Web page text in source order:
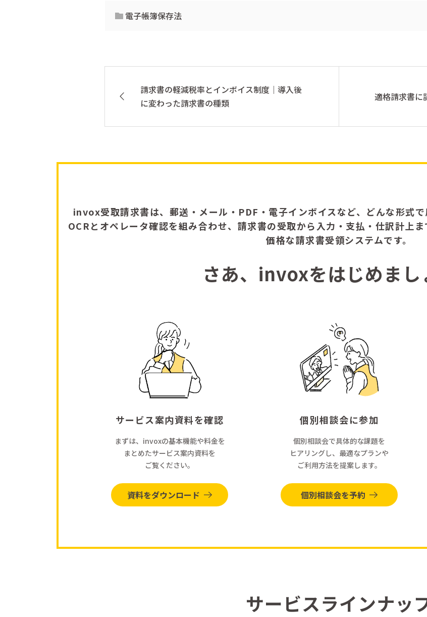
電子帳簿保存法
請求書の軽減税率とインボイス制度｜導入後
に変わった請求書の種類
適格請求書に
invox受取請求書は、郵送・メール・PDF・電子インボイスなど、どんな形式
OCRとオペレータ確認を組み合わせ、請求書の受取から入力・支払・仕訳計上
価格な請求書受領システムです。
さあ、invoxをはじめまし
サービス案内資料を確認
まずは、invoxの基本機能や料金を
まとめたサービス案内資料を
ご覧ください。
資料をダウンロード
個別相談会に参加
個別相談会で具体的な課題を
ヒアリングし、最適なプランや
ご利用方法を提案します。
個別相談会を予約
サービスラインナッ